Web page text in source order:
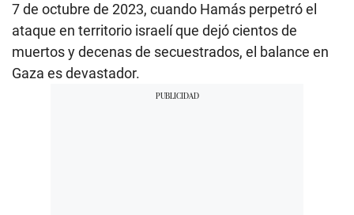
7 de octubre de 2023, cuando Hamás perpetró el
ataque en territorio israelí que dejó cientos de
muertos y decenas de secuestrados, el balance en
Gaza es devastador.